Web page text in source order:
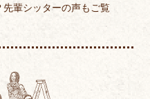
輩シッターの声もご覧